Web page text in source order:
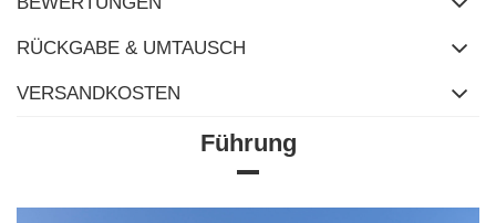
RÜCKGABE & UMTAUSCH
VERSANDKOSTEN
Führung